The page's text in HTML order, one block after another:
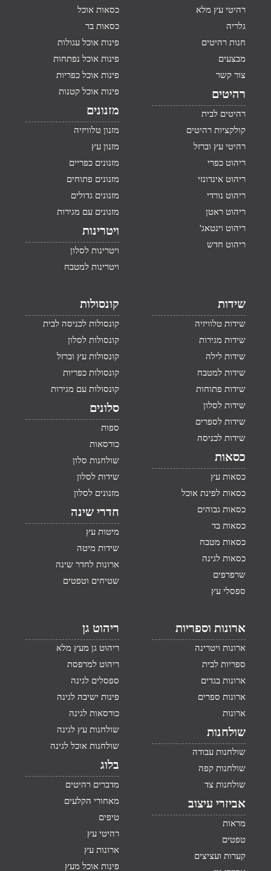
רהיטי עץ מלא
גלריה
חנות רהיטים
מבצעים
צור קשר
רהיטים
רהיטים לבית
קולקציות רהיטים
רהיטי עץ וברזל
ריהוט כפרי
ריהוט אינדונזי
ריהוט נורדי
ריהוט ראטן
ריהוט וינטאג'
ריהוט חדש
כסאות אוכל
כסאות בר
פינות אוכל עגולות
פינות אוכל נפתחות
פינות אוכל כפריות
פינות אוכל קטנות
מזנונים
מזנון טלוויזיה
מזנון עץ
מזנונים כפריים
מזנונים פתוחים
מזנונים גדולים
מזנונים עם מגירות
ויטרינות
ויטרינות לסלון
ויטרינות למטבח
שידות
שידות טלוויזיה
שידות מגירות
שידות לילה
שידות למטבח
שידות פתוחות
שידות לסלון
שידות לספרים
שידות לכניסה
כסאות
כסאות עץ
כסאות לפינת אוכל
כסאות גבוהים
כסאות בד
כסאות מטבח
כסאות לגינה
שרפרפים
ספסלי עץ
קונסולות
קונסולות לכניסה לבית
קונסולות לסלון
קונסולות עץ וברזל
קונסולות כפריות
קונסולות עם מגירות
סלונים
ספות
כורסאות
שולחנות סלון
שידות לסלון
מזנונים לסלון
חדרי שינה
מיטות עץ
שידות מיטה
ארונות לחדר שינה
שטיחים וטפטים
ארונות וספריות
ארונות ויטרינה
ספריות לבית
ארונות בגדים
ארונות ספרים
ארונות
שולחנות
שולחנות עבודה
שולחנות קפה
שולחנות צד
אביזרי עיצוב
מראות
טפטים
קערות ועציצים
ריהוט גן
ריהוט גן מעץ מלא
ריהוט למרפסת
ספסלים לגינה
פינות ישיבה לגינה
כורסאות לגינה
שולחנות עץ לגינה
שולחנות אוכל לגינה
בלוג
מדברים רהיטים
מאחורי הקלעים
טיפים
רהיטי עץ
ארונות עץ
פינות אוכל מעץ